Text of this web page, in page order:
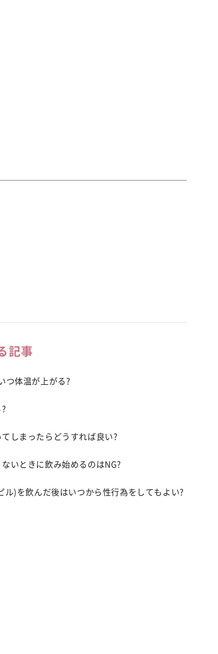
記事
つ体温が上がる?
しまったらどうすれば良い?
いときに飲み始めるのはNG?
ル)を飲んだ後はいつから性行為をしてもよい?